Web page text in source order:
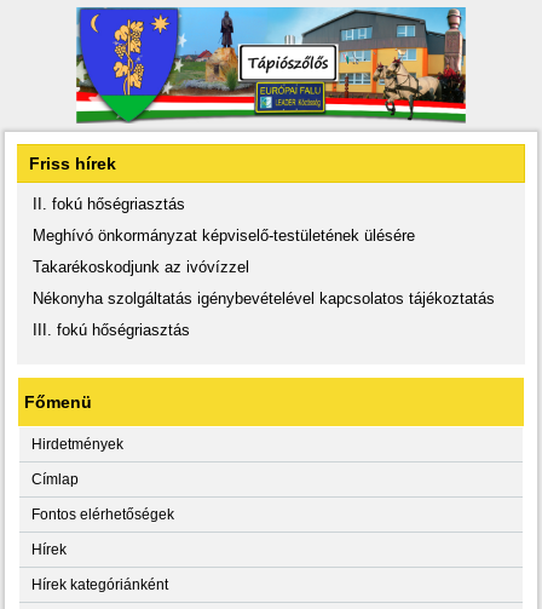
Friss hírek
II. fokú hőségriasztás
Meghívó önkormányzat képviselő-testületének ülésére
Takarékoskodjunk az ivóvízzel
Nékonyha szolgáltatás igénybevételével kapcsolatos tájékoztatás
III. fokú hőségriasztás
Főmenü
Hirdetmények
Címlap
Fontos elérhetőségek
Hírek
Hírek kategóriánként